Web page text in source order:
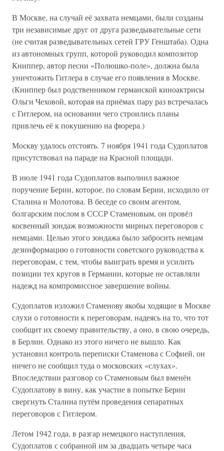
В Москве, на случай её захвата немцами, были созданы
три независимые друг от друга разведывательные сети
(не считая разведывательных сетей ГРУ Генштаба). Одна
из автономных групп, которой руководил композитор
Книппер, автор песни «Полюшко-поле», должна была
уничтожить Гитлера в случае его появления в Москве.
(Книппер был родственником германской киноактрисы
Ольги Чеховой, которая на приёмах пару раз встречалась
с Гитлером, на основании чего строились планы
привлечь её к покушению на фюрера.)
Москву удалось отстоять. 7 ноября 1941 года Судоплатов
присутствовал на параде на Красной площади.
В июле 1941 года Судоплатов выполнил важное
поручение Берии, которое, по словам Берии, исходило от
Сталина и Молотова. В беседе со своим агентом,
болгарским послом в СССР Стаменовым, он провёл
косвенный зондаж возможности мирных переговоров с
немцами. Целью этого зондажа было забросить немцам
дезинформацию о готовности советского руководства к
переговорам, с тем, чтобы выиграть время и усилить
позиции тех кругов в Германии, которые не оставляли
надежд на компромиссное завершение войны.
Судоплатов изложил Стаменову якобы ходящие в Москве
слухи о готовности к переговорам, надеясь на то, что тот
сообщит их своему правительству, а оно, в свою очередь,
в Берлин. Однако из этого ничего не вышло. Как
установил контроль переписки Стаменова с Софией, он
ничего не сообщил туда о московских «слухах».
Впоследствии разговор со Стаменовым был вменён
Судоплатову в вину, как участие в попытке Берии
свергнуть Сталина путём проведения сепаратных
переговоров с Гитлером.
Летом 1942 года, в разгар немецкого наступления,
Судоплатов с собранной им за двадцать четыре часа